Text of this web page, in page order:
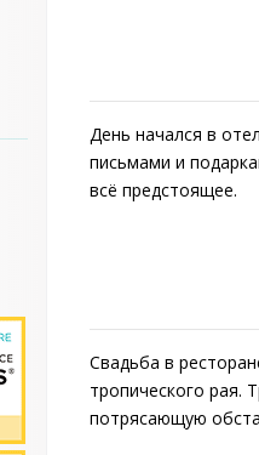
День начался в
письмами и
всё предстоящее.
Свадьба в
тропического рая.
потрясающую